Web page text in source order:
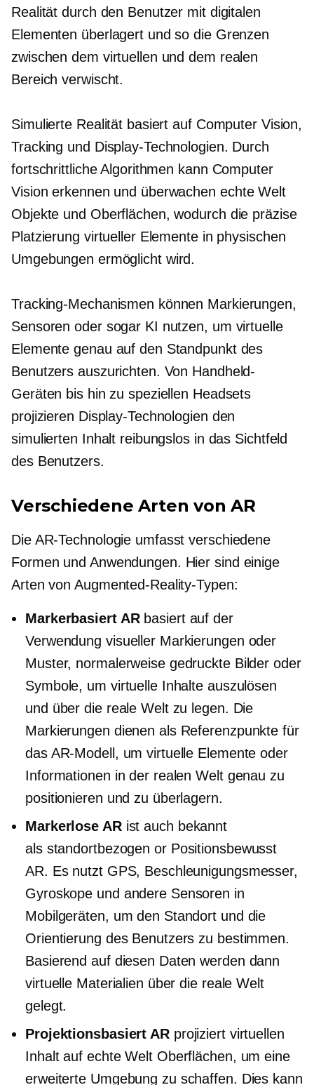
Realität durch den Benutzer mit digitalen
Elementen überlagert und so die Grenzen
zwischen dem virtuellen und dem realen
Bereich verwischt.
Simulierte Realität basiert auf Computer Vision,
Tracking und Display-Technologien. Durch
fortschrittliche Algorithmen kann Computer
Vision erkennen und überwachen echte Welt
Objekte und Oberflächen, wodurch die präzise
Platzierung virtueller Elemente in physischen
Umgebungen ermöglicht wird.
Tracking-Mechanismen können Markierungen,
Sensoren oder sogar KI nutzen, um virtuelle
Elemente genau auf den Standpunkt des
Benutzers auszurichten. Von Handheld-
Geräten bis hin zu speziellen Headsets
projizieren Display-Technologien den
simulierten Inhalt reibungslos in das Sichtfeld
des Benutzers.
Verschiedene Arten von AR
Die AR-Technologie umfasst verschiedene
Formen und Anwendungen. Hier sind einige
Arten von Augmented-Reality-Typen:
MarkerbasiertARbasiert auf der
Verwendung visueller Markierungen oder
Muster, normalerweise gedruckte Bilder oder
Symbole, um virtuelle Inhalte auszulösen
und über die reale Welt zu legen. Die
Markierungen dienen als Referenzpunkte für
das AR-Modell, um virtuelle Elemente oder
Informationen in der realen Welt genau zu
positionieren und zu überlagern.
Markerlose ARist auch bekannt
als standortbezogen or Positionsbewusst
AR. Es nutzt GPS, Beschleunigungsmesser,
Gyroskope und andere Sensoren in
Mobilgeräten, um den Standort und die
Orientierung des Benutzers zu bestimmen.
Basierend auf diesen Daten werden dann
virtuelle Materialien über die reale Welt
gelegt.
Projektionsbasiert ARprojiziert virtuellen
Inhalt auf echte WeltOberflächen, um eine
erweiterte Umgebung zu schaffen. Dies kann